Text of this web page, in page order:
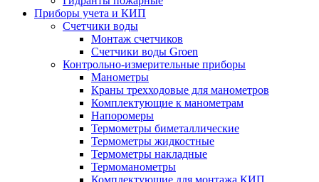
Приборы учета и КИП
Счетчики воды
Монтаж счетчиков
Счетчики воды Groen
Контрольно-измерительные приборы
Манометры
Краны трехходовые для манометров
Комплектующие к манометрам
Напоромеры
Термометры биметаллические
Термометры жидкостные
Термометры накладные
Термоманометры
Комплектующие для монтажа КИП